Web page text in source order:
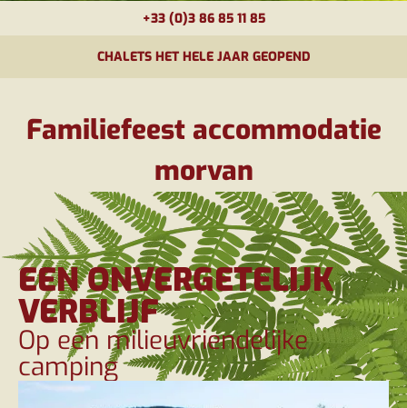
+33 (0)3 86 85 11 85
CHALETS HET HELE JAAR GEOPEND
Familiefeest accommodatie
morvan
EEN ONVERGETELIJK
VERBLIJF
Op een milieuvriendelijke
camping